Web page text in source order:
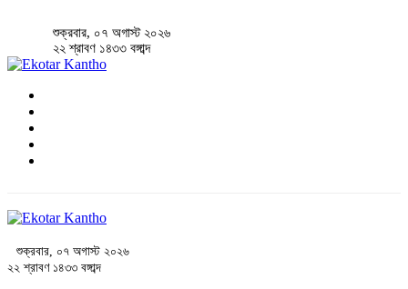
শুক্রবার, ০৭ অগাস্ট ২০২৬
২২ শ্রাবণ ১৪৩৩ বঙ্গাব্দ
শুক্রবার, ০৭ অগাস্ট ২০২৬
২২ শ্রাবণ ১৪৩৩ বঙ্গাব্দ